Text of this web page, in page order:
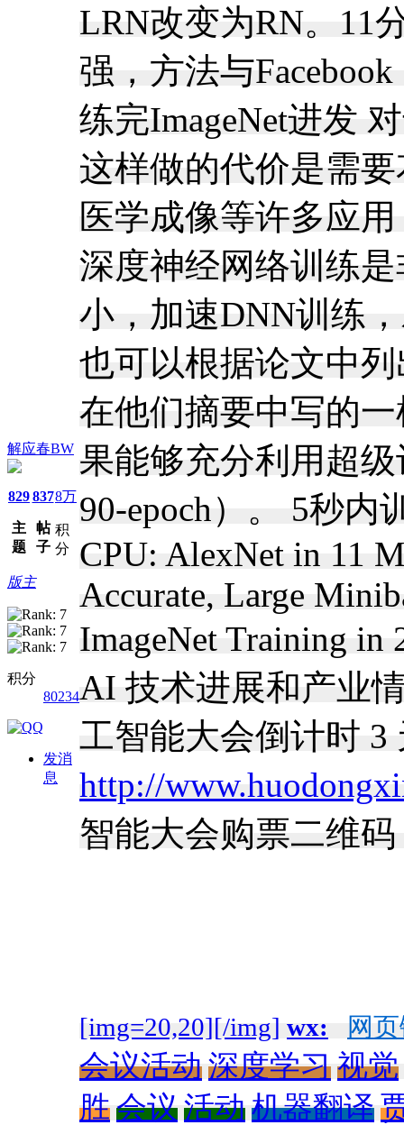
解应春BW
829
主
题
837
帖
子
8万
积
分
版主
积分
80234
发消
息
LRN改变为RN。11
强，方法与
练完ImageNet进发
这样做的代价是需
医学成像等许多应
深度神经网络训练
小，加速DNN训练
也可以根据论文中
在他们摘要中写的
果能够充分利用超级
90-epoch）。 5秒内
CPU: AlexNet in 11
Accurate, Large
ImageNet Training in
AI 技术进展和产业
工智能大会倒计时 3
http://
智能大会购票二维
[img=20,20][/img] wx: 网
会议活动深度学习视觉
胜会议活动机器翻译